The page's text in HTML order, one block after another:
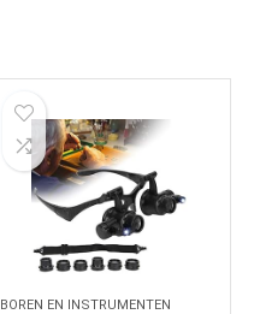
BOREN EN INSTRUMENTEN